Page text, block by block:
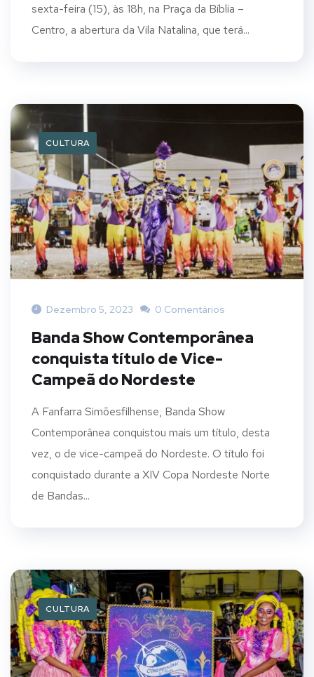
sexta-feira (15), às 18h, na Praça da Bíblia –
Centro, a abertura da Vila Natalina, que terá...
CULTURA
Dezembro 5, 2023 0 Comentários
Banda Show Contemporânea
conquista título de Vice-
Campeã do Nordeste
A Fanfarra Simõesfilhense, Banda Show
Contemporânea conquistou mais um título, desta
vez, o de vice-campeã do Nordeste. O título foi
conquistado durante a XIV Copa Nordeste Norte
de Bandas...
CULTURA